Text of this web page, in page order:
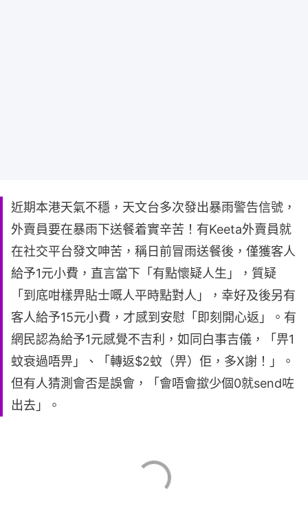
近期本港天氣不穩，天文台多次發出暴雨警告信號，
外賣員要在暴雨下送餐着實辛苦！有Keeta外賣員就
在社交平台發文呻苦，稱日前冒雨送餐後，僅獲客人
給予1元小費，直言當下「有點懷疑人生」，質疑
「到底咁樣畀貼士嘅人平時點對人」，幸好及後另有
客人給予15元小費，才感到安慰「即刻開心返」。有
網民認為給予1元感覺不吉利，如同白事吉儀，「畀1
蚊衰過唔畀」、「轉返$2蚊（畀）佢，多X謝！」。
但有人猜測會否是誤會，「會唔會撳少個0就send咗
出去」。